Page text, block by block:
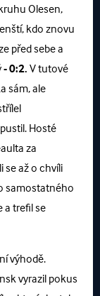
Olesen,
kdo znovu
před sebe a
- 0:2. V tutové
sám, ale
Hosté
za
se až o chvíli
samostatného
a trefil se
výhodě.
vyrazil pokus